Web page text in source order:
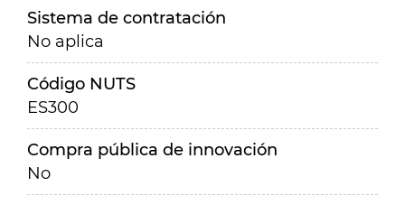
Sistema de contratación
No aplica
Código NUTS
ES300
Compra pública de innovación
No